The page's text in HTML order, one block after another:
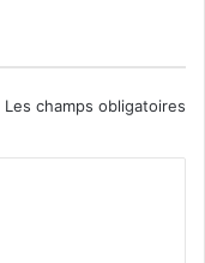
Les champs obligatoires